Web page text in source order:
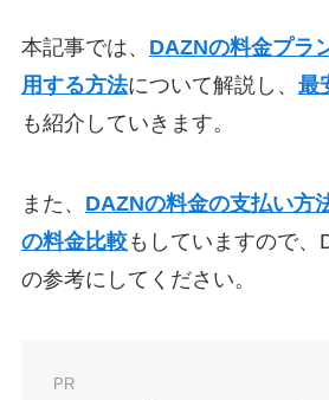
本記事では、 DAZNの料金プラ
用する方法について解説し、 最
も紹介していきます。
また、 DAZNの料金の支払い方
の料金比較もしていますので、
の参考にしてください。
PR